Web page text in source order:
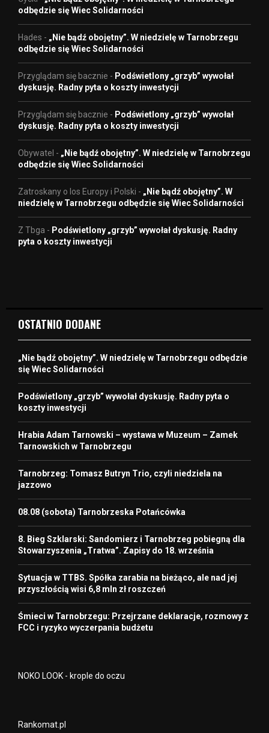
odbędzie się Wiec Solidarności
Hades - „Nie bądź obojętny”. W niedzielę w Tarnobrzegu
odbędzie się Wiec Solidarności
Przyglądam się bacznie - Podświetlony „grzyb” wywołał
dyskusję. Radny pyta o koszty inwestycji
Przyglądam się bacznie - Podświetlony „grzyb” wywołał
dyskusję. Radny pyta o koszty inwestycji
Obywatel - „Nie bądź obojętny”. W niedzielę w Tarnobrzegu
odbędzie się Wiec Solidarności
Zatroskany o los Europy i Polski - „Nie bądź obojętny”. W
niedzielę w Tarnobrzegu odbędzie się Wiec Solidarności
Z Tbga - Podświetlony „grzyb” wywołał dyskusję. Radny
pyta o koszty inwestycji
OSTATNIO DODANE
„Nie bądź obojętny”. W niedzielę w Tarnobrzegu odbędzie
się Wiec Solidarności
Podświetlony „grzyb” wywołał dyskusję. Radny pyta o
koszty inwestycji
Hrabia Adam Tarnowski – wystawa w Muzeum – Zamek
Tarnowskich w Tarnobrzegu
Tarnobrzeg: Tomasz Butryn Trio, czyli niedziela na
jazzowo
08.08 (sobota) Tarnobrzeska Potańcówka
8. Bieg Szklarski: Sandomierz i Tarnobrzeg pobiegną dla
Stowarzyszenia „Tratwa”. Zapisy do 18. września
Sytuacja w TTBS. Spółka zarabia na bieżąco, ale nad jej
przyszłością wisi 6,8 mln zł roszczeń
Śmieci w Tarnobrzegu: Przejrzane deklaracje, rozmowy z
FCC i ryzyko wyczerpania budżetu
NOKO LOOK - krople do oczu
Rankomat.pl